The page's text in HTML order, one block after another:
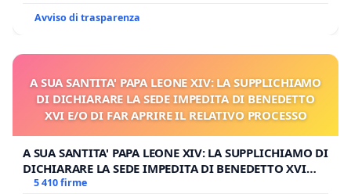
Avviso di trasparenza
A SUA SANTITA' PAPA LEONE XIV: LA SUPPLICHIAMO
DI DICHIARARE LA SEDE IMPEDITA DI BENEDETTO
XVI E/O DI FAR APRIRE IL RELATIVO PROCESSO
A SUA SANTITA' PAPA LEONE XIV: LA SUPPLICHIAMO DI
DICHIARARE LA SEDE IMPEDITA DI BENEDETTO XVI
E/O DI FAR APRIRE IL RELATIVO PROCESSO
5 410 firme